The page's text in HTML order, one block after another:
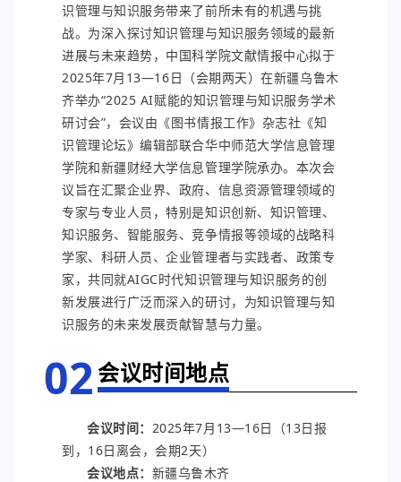
识管理与知识服务带来了前所未有的机遇与挑
战。为深入探讨知识管理与知识服务领域的最新
进展与未来趋势，中国科学院文献情报中心拟于
2025年7月13—16日（会期两天）在新疆乌鲁木
齐举办“2025 AI赋能的知识管理与知识服务学术
研讨会”，会议由《图书情报工作》杂志社《知
识管理论坛》编辑部联合华中师范大学信息管理
学院和新疆财经大学信息管理学院承办。本次会
议旨在汇聚企业界、政府、信息资源管理领域的
专家与专业人员，特别是知识创新、知识管理、
知识服务、智能服务、竞争情报等领域的战略科
学家、科研人员、企业管理者与实践者、政策专
家，共同就AIGC时代知识管理与知识服务的创
新发展进行广泛而深入的研讨，为知识管理与知
识服务的未来发展贡献智慧与力量。
02会议时间地点
会议时间： 2025年7月13—16日（13日报
到，16日离会，会期2天）
会议地点： 新疆乌鲁木齐